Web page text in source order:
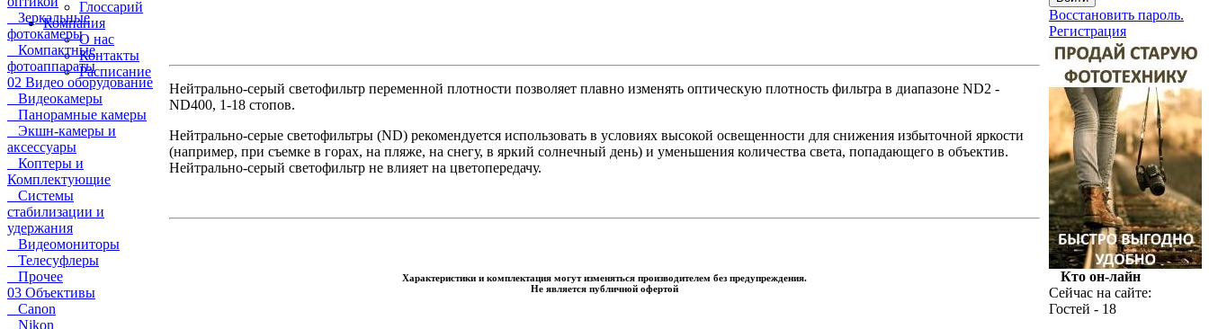
Глоссарий
Компания
О нас
Контакты
Расписание
Зеркальные
фотокамеры
Компактные
фотоаппараты
02 Видео оборудование
Видеокамеры
Панорамные камеры
Экшн-камеры и
аксессуары
Коптеры и
Комплектующие
Системы
стабилизации и
удержания
Видеомониторы
Телесуфлеры
Прочее
03 Объективы
Canon
Nikon
Нейтрально-серый светофильтр переменной плотности позволяет плавно изменять оптическую плотность фильтра в диапазоне ND2 -
ND400, 1-18 стопов.
Нейтрально-серые светофильтры (ND) рекомендуется использовать в условиях высокой освещенности для снижения избыточной яркости
(например, при съемке в горах, на пляже, на снегу, в яркий солнечный день) и уменьшения количества света, попадающего в объектив.
Нейтрально-серый светофильтр не влияет на цветопередачу.
Характеристики и комплектация могут изменяться производителем без предупреждения.
Не является публичной офертой
Восстановить пароль.
Регистрация
Кто он-лайн
Сейчас на сайте:
Гостей - 18